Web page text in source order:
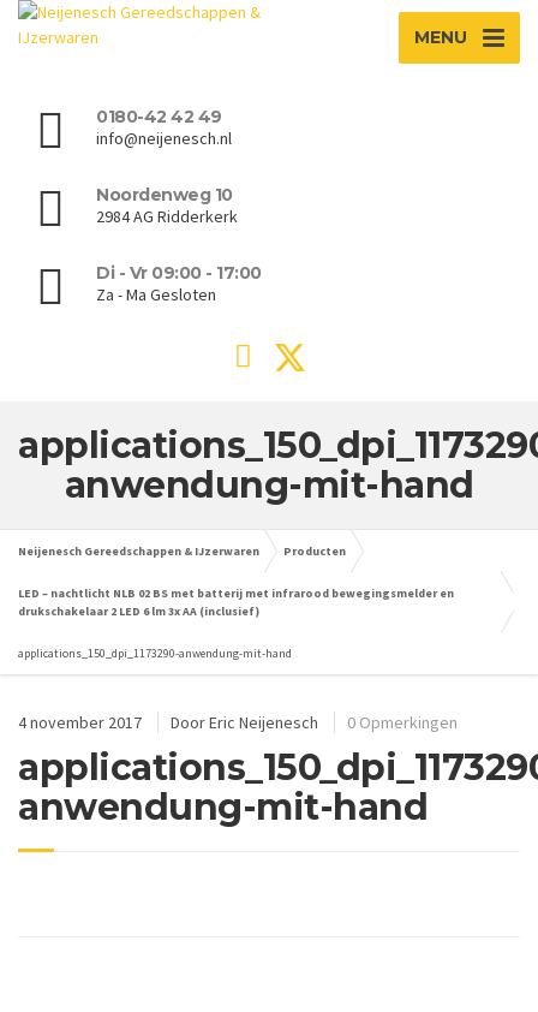
MENU
0180-42 42 49
info@neijenesch.nl
Noordenweg 10
2984 AG Ridderkerk
Di - Vr 09:00 - 17:00
Za - Ma Gesloten
anwendung-mit-hand
Neijenesch Gereedschappen & IJzerwaren Producten
LED – nachtlicht NLB 02 BS met batterij met infrarood bewegingsmelder en
drukschakelaar 2 LED 6 lm 3x AA (inclusief)
applications_150_dpi_1173290-anwendung-mit-hand
4 november 2017 DoorEric Neijenesch 0 Opmerkingen
anwendung-mit-hand